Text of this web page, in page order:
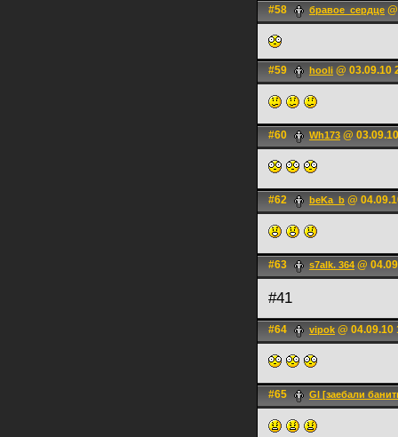
#58 бравое_сердце
#59 hooli @ 03.09.10
#60 Wh173 @
#62 beKa_b @
#63 s7alk. 364 @
#41
#64 vipok @ 04.09.10
#65 Gl [заебали